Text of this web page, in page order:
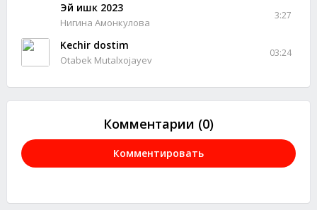
Эй ишк 2023
Нигина Амонкулова
3:27
Kechir dostim
Otabek Mutalxojayev
03:24
Комментарии (0)
Комментировать